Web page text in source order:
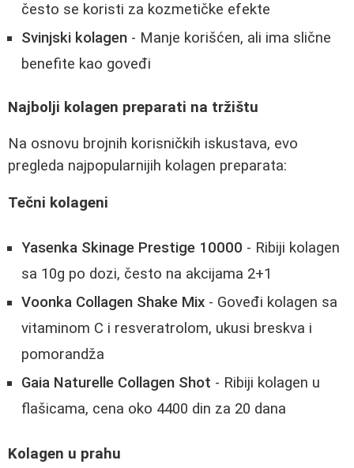
često se koristi za kozmetičke efekte
Svinjski kolagen - Manje korišćen, ali ima slične
benefite kao goveđi
Najbolji kolagen preparati na tržištu
Na osnovu brojnih korisničkih iskustava, evo
pregleda najpopularnijih kolagen preparata:
Tečni kolageni
Yasenka Skinage Prestige 10000 - Ribiji kolagen
sa 10g po dozi, često na akcijama 2+1
Voonka Collagen Shake Mix - Goveđi kolagen sa
vitaminom C i resveratrolom, ukusi breskva i
pomorandža
Gaia Naturelle Collagen Shot - Ribiji kolagen u
flašicama, cena oko 4400 din za 20 dana
Kolagen u prahu